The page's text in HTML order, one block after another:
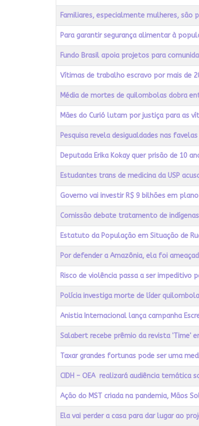
Familiares, especialmente mulheres,
Para garantir segurança alimentar à
Fundo Brasil apoia projetos para
Vítimas de trabalho escravo por mais de
Média de mortes de quilombolas dobra
Mães do Curió lutam por justiça para as
Pesquisa revela desigualdades nas
Deputada Erika Kokay quer prisão de 10
Estudantes trans de medicina da USP
Governo vai investir R$ 9 bilhões em
Comissão debate tratamento de
Estatuto da População em Situação de
Por defender a Amazônia, ela foi
Risco de violência passa a ser impeditivo
Polícia investiga morte de líder
Anistia Internacional lança campanha
Salabert recebe prêmio da revista 'Time'
Taxar grandes fortunas pode ser uma
CIDH – OEA realizará audiência temática
Ação do MST criada na pandemia, Mãos
Ela vai perder a casa para dar lugar ao